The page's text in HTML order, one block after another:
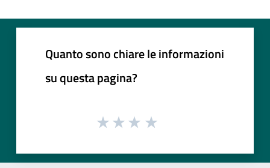
Quanto sono chiare le informazioni
su questa pagina?